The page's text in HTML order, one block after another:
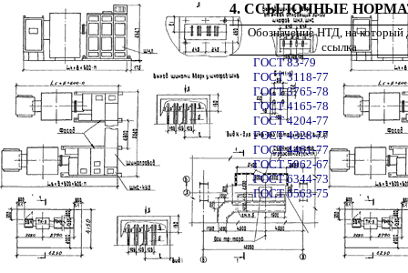
4. ССЫЛОЧНЫЕ
Обозначение НТД, на который
ссылка
ГОСТ 83-79
ГОСТ 3118-77
ГОСТ 3765-78
ГОСТ 4165-78
ГОСТ 4204-77
ГОСТ 4328-77
ГОСТ 4461-77
ГОСТ 5962-67
ГОСТ 6344-73
ГОСТ 6563-75